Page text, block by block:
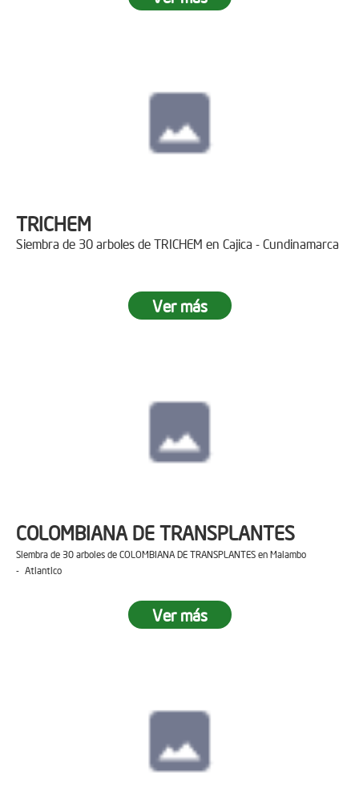
TRICHEM
Siembra de 30 arboles de TRICHEM en Cajica - Cundinamarca
Ver más
COLOMBIANA DE TRANSPLANTES
Siembra de 30 arboles de COLOMBIANA DE TRANSPLANTES en Malambo
- Atlantico
Ver más